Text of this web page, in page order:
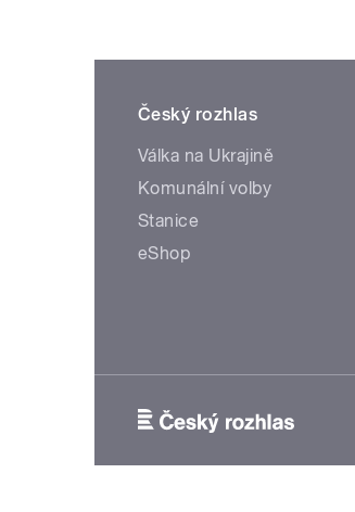
Český rozhlas
Válka na Ukrajině
Komunální volby
Stanice
eShop